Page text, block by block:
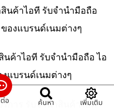
นค้าไอที รับจำนำมือถือ
องแบรนด์เนมต่างๆ
นค้าไอที รับจำนำมือถือ ไอ
แบรนด์เนมต่างๆ
ริการ รับจำนำสินค้าไอที
อ ค้นหา เพิ่มเติม